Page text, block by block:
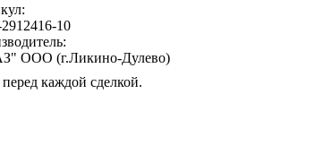
10
ООО (г.Ликино-Дулево)
каждой сделкой.